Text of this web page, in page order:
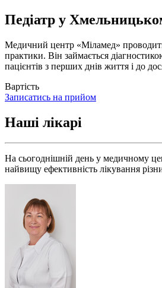
Педіатр у
Медичний центр «Міламед» проводить
практики. Він займається
пацієнтів з перших днів життя і до
Вартість
Записатись на прийом
Наші лікарі
На сьогоднішній день у медичному
найвищу ефективність лікування